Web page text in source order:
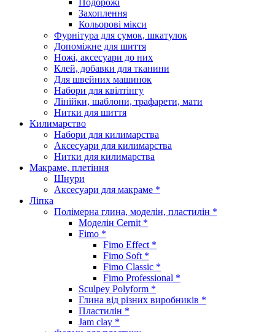
Захоплення
Кольорові мікси
Фурнітура для сумок, шкатулок
Допоміжне для шиття
Ножі, аксесуари до них
Клей, добавки для тканини
Для швейних машинок
Набори для квілтінгу
Лінійки, шаблони, трафарети, мати
Нитки для шиття
Килимарство
Набори для килимарства
Аксесуари для килимарства
Нитки для килимарства
Макраме, плетіння
Шнури
Аксесуари для макраме *
Ліпка
Полімерна глина, моделін, пластилін *
Моделін Cernit *
Fimo *
Fimo Effect *
Fimo Soft *
Fimo Classic *
Fimo Professional *
Sculpey Polyform *
Глина від різних виробників *
Пластилін *
Jam clay *